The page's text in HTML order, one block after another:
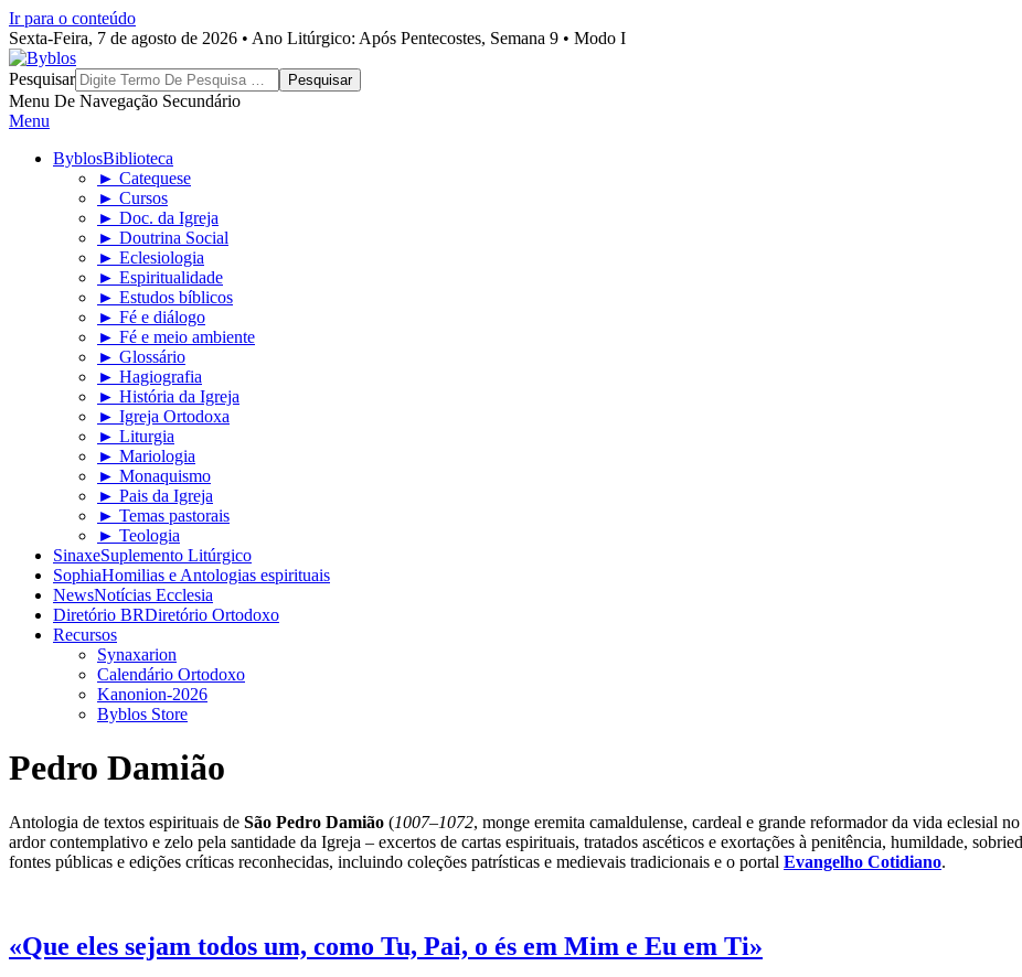
Ir para o conteúdo
Sexta-Feira, 7 de agosto de 2026 • Ano Litúrgico: Após Pentecostes, Semana 9 • Modo I
Byblos
Pesquisar
Menu De Navegação Secundário
Menu
ByblosBiblioteca
► Catequese
► Cursos
► Doc. da Igreja
► Doutrina Social
► Eclesiologia
► Espiritualidade
► Estudos bíblicos
► Fé e diálogo
► Fé e meio ambiente
► Glossário
► Hagiografia
► História da Igreja
► Igreja Ortodoxa
► Liturgia
► Mariologia
► Monaquismo
► Pais da Igreja
► Temas pastorais
► Teologia
SinaxeSuplemento Litúrgico
SophiaHomilias e Antologias espirituais
NewsNotícias Ecclesia
Diretório BRDiretório Ortodoxo
Recursos
Synaxarion
Calendário Ortodoxo
Kanonion-2026
Byblos Store
Pedro Damião
Antologia de textos espirituais de São Pedro Damião (1007–1072, monge eremita camaldulense, cardeal e grande reformador da vida eclesial
ardor contemplativo e zelo pela santidade da Igreja – excertos de cartas espirituais, tratados ascéticos e exortações à penitência, humildade,
fontes públicas e edições críticas reconhecidas, incluindo coleções patrísticas e medievais tradicionais e o portal Evangelho Cotidiano.
«Que eles sejam todos um, como Tu, Pai, o és em Mim e Eu em Ti»